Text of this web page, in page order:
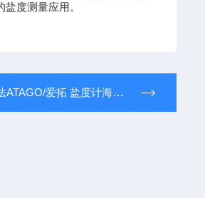
度测量应用。
爱拓 盐度计海水食品汤汁咸度计